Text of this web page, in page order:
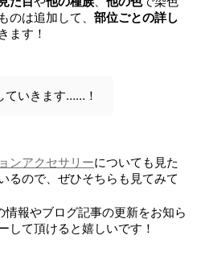
のは追加して、 部位ごとの詳し
ます！
ていきます……！
ンアクセサリーについても見た
るので、ぜひそちらも見てみて
報やブログ記事の更新をお知ら
して頂けると嬉しいです！